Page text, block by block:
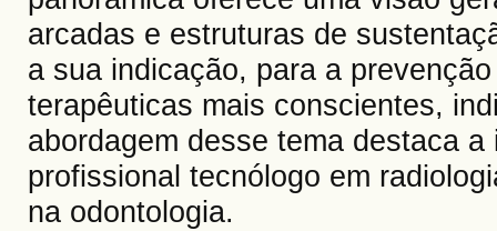
arcadas e estruturas de
a sua indicação, para a
terapêuticas mais conscientes,
abordagem desse tema destaca
profissional tecnólogo em
na odontologia.